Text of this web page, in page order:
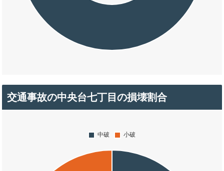
交通事故の中央台七丁目の損壊割合